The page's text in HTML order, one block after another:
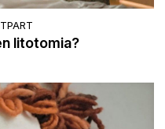
litotomia?